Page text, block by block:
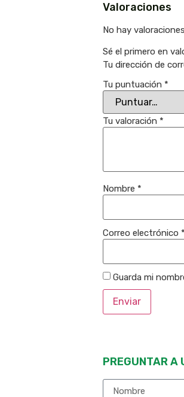
Valoraciones
No hay
Sé el primero en
Tu dirección de
Tu puntuación *
Tu valoración *
Nombre *
Correo electrónico *
Guarda mi
PREGUNTAR A